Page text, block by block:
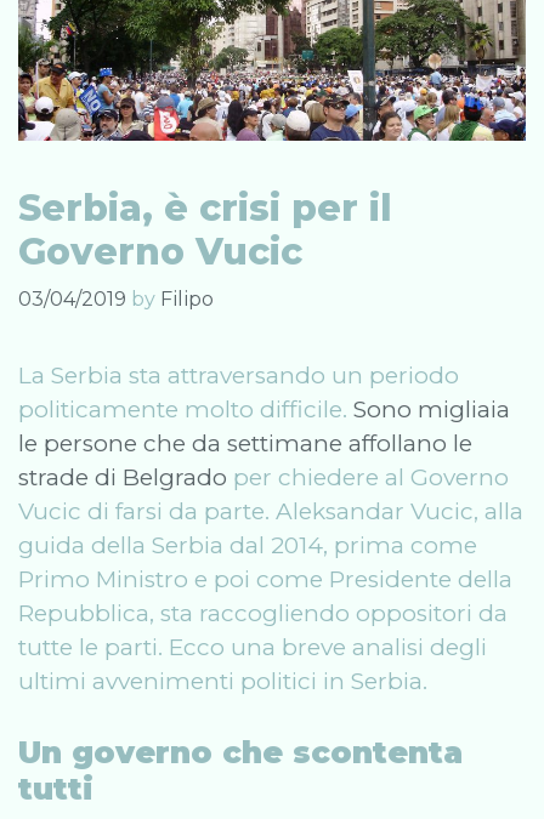
Serbia, è crisi per il
Governo Vucic
03/04/2019 by Filipo
La Serbia sta attraversando un periodo
politicamente molto difficile. Sono migliaia
le persone che da settimane affollano le
strade di Belgrado per chiedere al Governo
Vucic di farsi da parte. Aleksandar Vucic, alla
guida della Serbia dal 2014, prima come
Primo Ministro e poi come Presidente della
Repubblica, sta raccogliendo oppositori da
tutte le parti. Ecco una breve analisi degli
ultimi avvenimenti politici in Serbia.
Un governo che scontenta
tutti